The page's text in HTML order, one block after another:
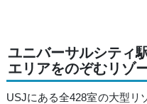
ユニバーサルシティ
エリアをのぞむリゾ
USJにある全428室の大型リ